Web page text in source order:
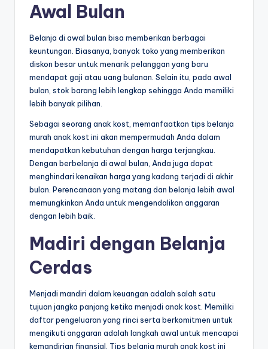
Awal Bulan
Belanja di awal bulan bisa memberikan berbagai
keuntungan. Biasanya, banyak toko yang memberikan
diskon besar untuk menarik pelanggan yang baru
mendapat gaji atau uang bulanan. Selain itu, pada awal
bulan, stok barang lebih lengkap sehingga Anda memiliki
lebih banyak pilihan.
Sebagai seorang anak kost, memanfaatkan tips belanja
murah anak kost ini akan mempermudah Anda dalam
mendapatkan kebutuhan dengan harga terjangkau.
Dengan berbelanja di awal bulan, Anda juga dapat
menghindari kenaikan harga yang kadang terjadi di akhir
bulan. Perencanaan yang matang dan belanja lebih awal
memungkinkan Anda untuk mengendalikan anggaran
dengan lebih baik.
Madiri dengan Belanja
Cerdas
Menjadi mandiri dalam keuangan adalah salah satu
tujuan jangka panjang ketika menjadi anak kost. Memiliki
daftar pengeluaran yang rinci serta berkomitmen untuk
mengikuti anggaran adalah langkah awal untuk mencapai
kemandirian finansial. Tips belanja murah anak kost ini